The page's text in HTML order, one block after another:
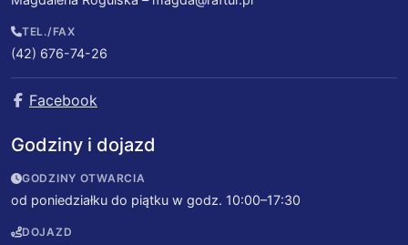
TEL./FAX
(42) 676-74-26
Facebook
Godziny i dojazd
GODZINY OTWARCIA
od poniedziałku do piątku w godz. 10:00–17:30
DOJAZD